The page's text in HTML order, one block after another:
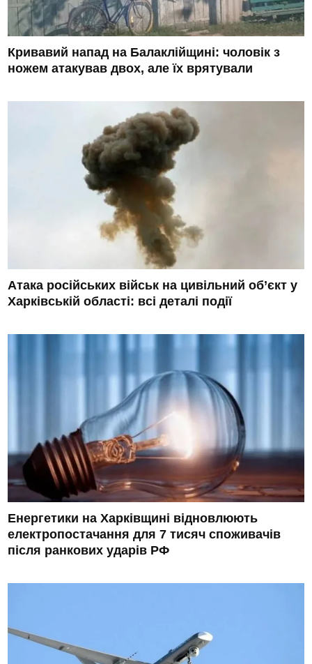
Кривавий напад на Балаклійщині: чоловік з
ножем атакував двох, але їх врятували
Атака російських військ на цивільний об’єкт у
Харківській області: всі деталі події
Енергетики на Харківщині відновлюють
електропостачання для 7 тисяч споживачів
після ранкових ударів РФ